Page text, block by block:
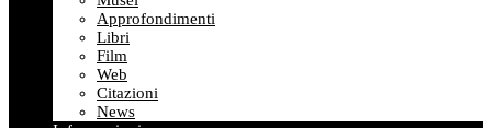
Approfondimenti
Libri
Film
Web
Citazioni
News